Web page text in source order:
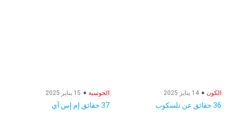
الكون
36 حقائق عن تلسكوب
الحوسبة
37 حقائق إم إس آي